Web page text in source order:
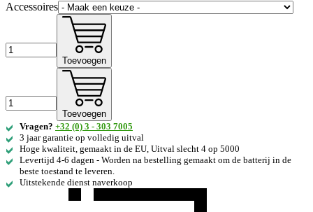
Accessoires
Toevoegen
Toevoegen
Vragen? +32 (0) 3 - 303 7005
3 jaar garantie op volledig uitval
Hoge kwaliteit, gemaakt in de EU, Uitval slecht 4 op 5000
Levertijd 4-6 dagen - Worden na bestelling gemaakt om de batterij in de
beste toestand te leveren.
Uitstekende dienst naverkoop